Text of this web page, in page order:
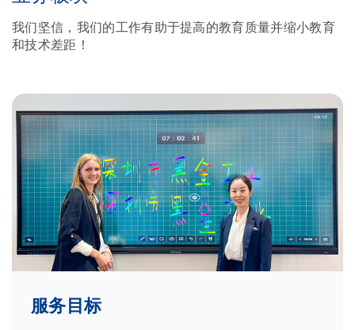
我们坚信，我们的工作有助于提高的教育质量并缩小教育
和技术差距！
服务目标